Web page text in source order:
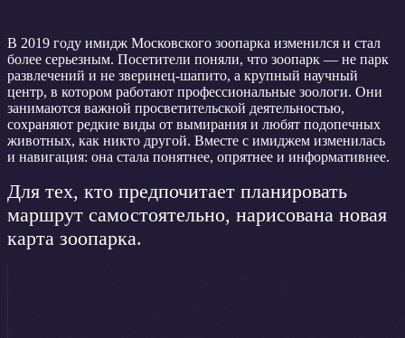
В 2019 году имидж Московского зоопарка изменился и стал
более серьезным. Посетители поняли, что зоопарк — не парк
развлечений и не зверинец-шапито, а крупный научный
центр, в котором работают профессиональные зоологи. Они
занимаются важной просветительской деятельностью,
сохраняют редкие виды от вымирания и любят подопечных
животных, как никто другой. Вместе с имиджем изменилась
и навигация: она стала понятнее, опрятнее и информативнее.
Для тех, кто предпочитает планировать
маршрут самостоятельно, нарисована новая
карта зоопарка.